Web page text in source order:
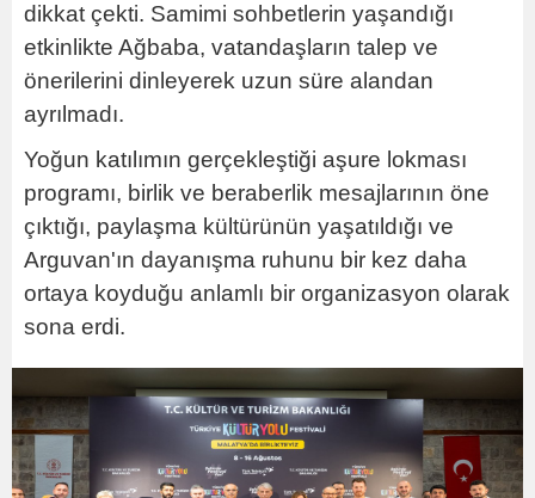
dikkat çekti. Samimi sohbetlerin yaşandığı
etkinlikte Ağbaba, vatandaşların talep ve
önerilerini dinleyerek uzun süre alandan
ayrılmadı.
Yoğun katılımın gerçekleştiği aşure lokması
programı, birlik ve beraberlik mesajlarının öne
çıktığı, paylaşma kültürünün yaşatıldığı ve
Arguvan'ın dayanışma ruhunu bir kez daha
ortaya koyduğu anlamlı bir organizasyon olarak
sona erdi.